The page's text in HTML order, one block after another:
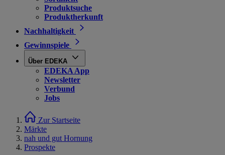
Produktsuche
Produktherkunft
Nachhaltigkeit
Gewinnspiele
Über EDEKA
EDEKA App
Newsletter
Verbund
Jobs
Zur Startseite
Märkte
nah und gut Hornung
Prospekte